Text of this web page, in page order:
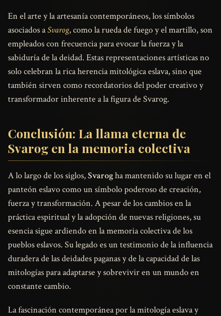
En el arte y la artesanía contemporáneos, los símbolos
asociados aSvarog, como la rueda de fuego y el martillo, son
empleados con frecuencia para evocar la fuerza y la
sabiduría de la deidad. Estas representaciones artísticas no
solo celebran la rica herencia mitológica eslava, sino que
también sirven como recordatorios del poder creativo y
transformador inherente a la figura de Svarog.
Conclusión: La llama eterna de
Svarog en la memoria colectiva
A lo largo de los siglos,Svarogha mantenido su lugar en el
panteón eslavo como un símbolo poderoso de creación,
fuerza y transformación. A pesar de los cambios en la
práctica espiritual y la adopción de nuevas religiones, su
esencia sigue ardiendo en la memoria colectiva de los
pueblos eslavos. Su legado es un testimonio de la influencia
duradera de las deidades paganas y de la capacidad de las
mitologías para adaptarse y sobrevivir en un mundo en
constante cambio.
La fascinación contemporánea por la mitología eslava y